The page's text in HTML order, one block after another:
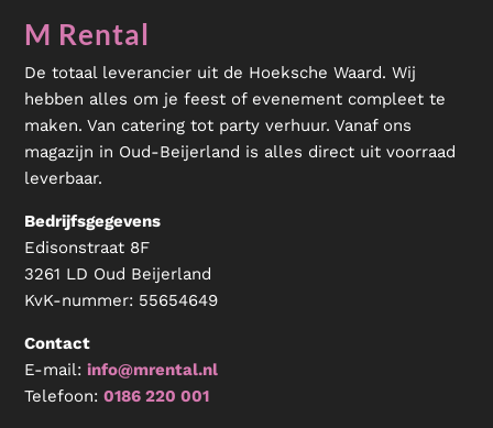
M Rental
De totaal leverancier uit de Hoeksche Waard. Wij
hebben alles om je feest of evenement compleet te
maken. Van catering tot party verhuur. Vanaf ons
magazijn in Oud-Beijerland is alles direct uit voorraad
leverbaar.
Bedrijfsgegevens
Edisonstraat 8F
3261 LD Oud Beijerland
KvK-nummer: 55654649
Contact
E-mail:info@mrental.nl
Telefoon:0186 220 001